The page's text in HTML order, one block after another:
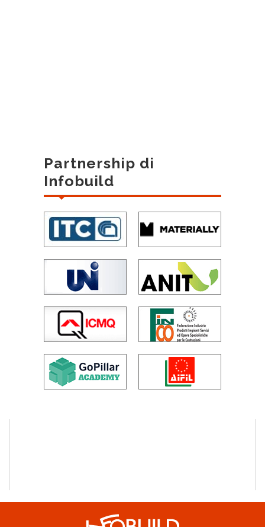
Partnership di
Infobuild